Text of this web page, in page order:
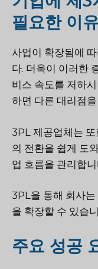
필요한 이유
사업이 확장됨에
다. 더욱이 이러한
비스 속도를 저하
하면 다른 대리점
3PL 제공업체는
의 전환을 쉽게 도
업 흐름을 관리합니
3PL을 통해 회사
을 확장할 수 있습
주요 성공